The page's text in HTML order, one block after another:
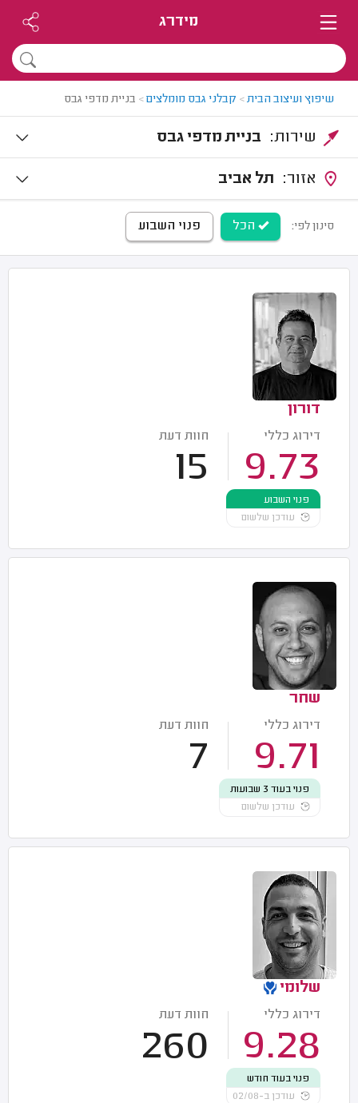
מידרג
שיפוץ ועיצוב הבית> קבלני גבס מומלצים> בניית מדפי גבס
בניית מדפי גבס
תל אביב
סינון לפי: הכל פנוי השבוע
דורון
דירוג כללי
9.73
חוות דעת
15
פנוי השבוע
עודכן שלשום
שחר
דירוג כללי
9.71
חוות דעת
7
פנוי בעוד 3 שבועות
עודכן שלשום
שלומי
דירוג כללי
9.28
חוות דעת
260
פנוי בעוד חודש
עודכן ב-02/08